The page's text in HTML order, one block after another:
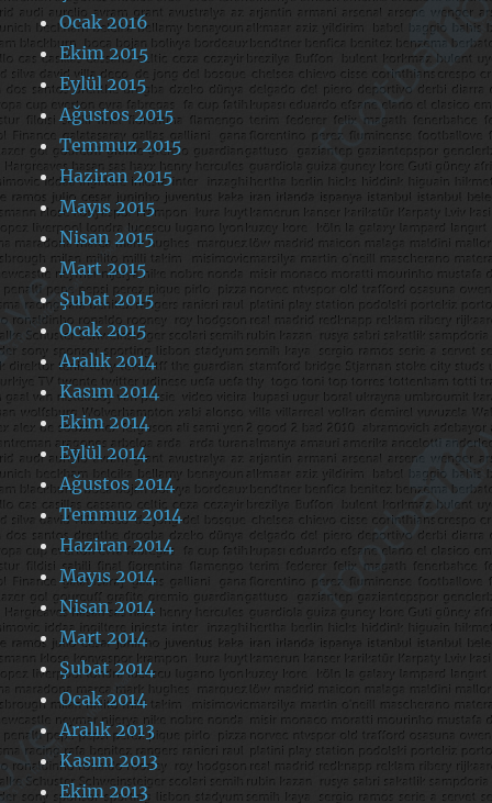
Ocak 2016
Ekim 2015
Eylül 2015
Ağustos 2015
Temmuz 2015
Haziran 2015
Mayıs 2015
Nisan 2015
Mart 2015
Şubat 2015
Ocak 2015
Aralık 2014
Kasım 2014
Ekim 2014
Eylül 2014
Ağustos 2014
Temmuz 2014
Haziran 2014
Mayıs 2014
Nisan 2014
Mart 2014
Şubat 2014
Ocak 2014
Aralık 2013
Kasım 2013
Ekim 2013